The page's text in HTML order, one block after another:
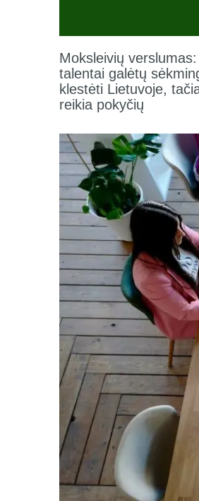
Moksleivių
talentai galėtų
klestėti Lietuvoje,
reikia pokyčių